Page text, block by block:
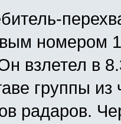
номером
взлетел в
группы
радаров.